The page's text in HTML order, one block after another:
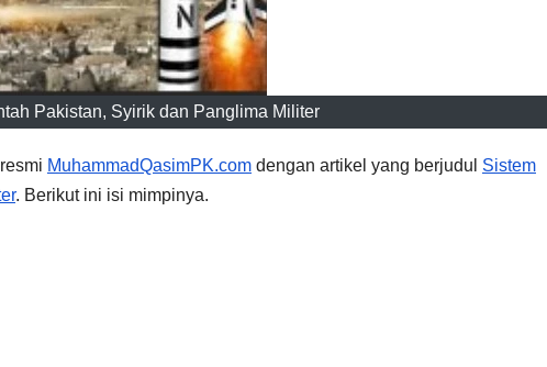
Pakistan, Syirik dan Panglima Militer
MuhammadQasimPK.com dengan artikel yang berjudul Sistem
. Berikut ini isi mimpinya.